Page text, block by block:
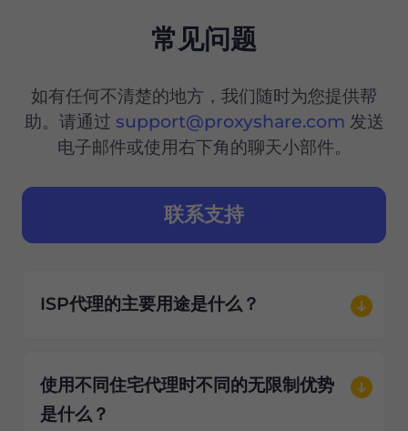
常见问题
如有任何不清楚的地方，我们随时为您提供帮
助。请通过 support@proxyshare.com 发送
电子邮件或使用右下角的聊天小部件。
联系支持
ISP代理的主要用途是什么？
使用不同住宅代理时不同的无限制优势
是什么？